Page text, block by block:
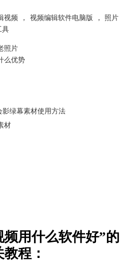
以及简单的操作方法一定会让你摆脱
频编辑给你带来的乐趣。
会它的好处，所以我建议这些还在犹
用，看看它是不是像我所说的那样方
视频 ， 视频编辑软件电脑版 ，
照片
具
照片
么优势
绿幕素材使用方法
材
用什么软件好”的
程：